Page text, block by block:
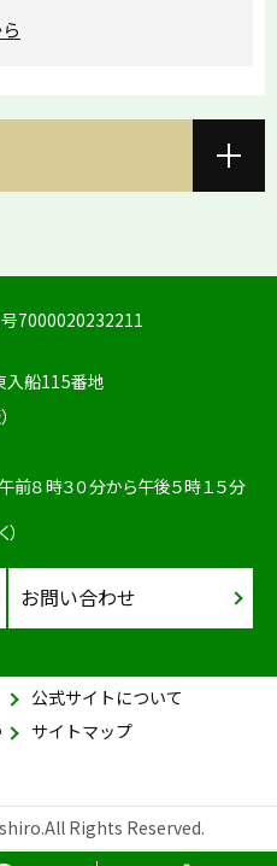
7000020232211
入船115番地
８時３０分から午後５時１５分
お問い合わせ
公式サイトについて
サイトマップ
Rights Reserved.